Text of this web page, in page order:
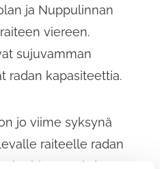
ja Nuppulinnan
viereen.
sujuvamman
radan kapasiteettia.
jo viime syksynä
raiteelle radan
louhinnat tehdään